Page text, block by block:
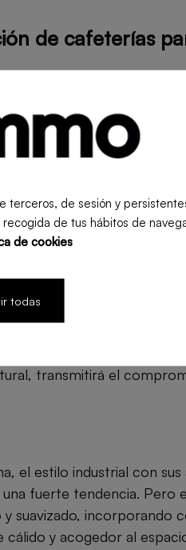
de cafeterías
transformarse en un
flexibilidad no solo
transmitirá el
el estilo industrial con sus
fuerte tendencia. Pero
suavizado, incorporando
cálido y acogedor al
terceros, de sesión y
de tus hábitos de
de cookies
todas